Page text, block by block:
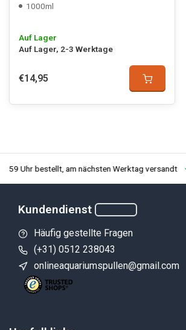
1000ml
Auf Lager
Auf Lager, 2-3 Werktage
€14,95
Uhr bestellt, am nächsten Werktag versandt
Kundendienst
Häufig gestellte Fragen
(+31) 0512 238043
onlineaquariumspullen@gmail.com